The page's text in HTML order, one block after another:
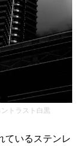
トラスト白黒
ているステンレ